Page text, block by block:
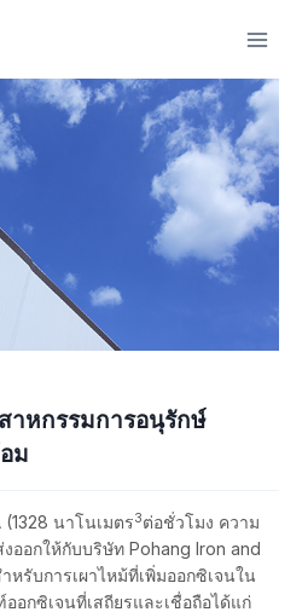
าหกรรมการอนุรักษ์
ม
นาโนเมตร3ต่อชั่วโมง ความ
ออกให้กับบริษัท Pohang Iron and
หรับการเผาไหม้ที่เพิ่มออกซิเจนใน
อกซิเจนที่เสถียรและเชื่อถือได้แก่